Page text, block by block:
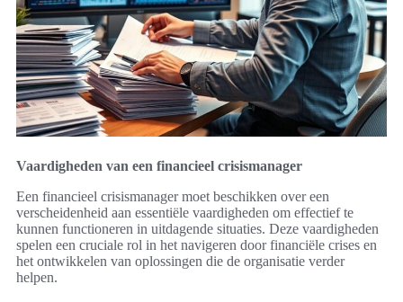
Vaardigheden van een financieel crisismanager
Een financieel crisismanager moet beschikken over een
verscheidenheid aan essentiële vaardigheden om effectief te
kunnen functioneren in uitdagende situaties. Deze vaardigheden
spelen een cruciale rol in het navigeren door financiële crises en
het ontwikkelen van oplossingen die de organisatie verder
helpen.